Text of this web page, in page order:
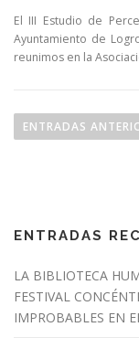
El III Estudio de
Ayuntamiento de
reunimos en la
a
c
i
ó
n
ENTRADAS
ENTRADAS
LA BIBLIOTECA
FESTIVAL
IMPROBABLES EN